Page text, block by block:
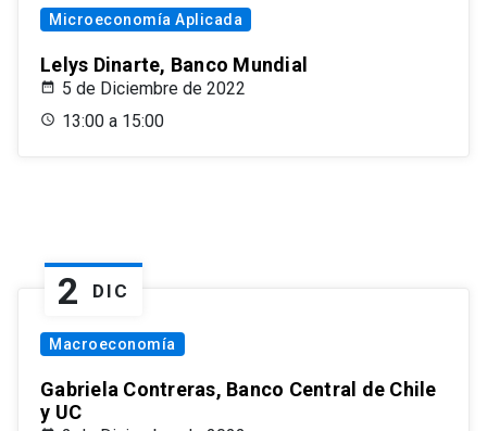
Microeconomía Aplicada
Lelys Dinarte, Banco Mundial
5 de Diciembre de 2022
13:00 a 15:00
2 DIC
Macroeconomía
Gabriela Contreras, Banco Central de Chile
y UC